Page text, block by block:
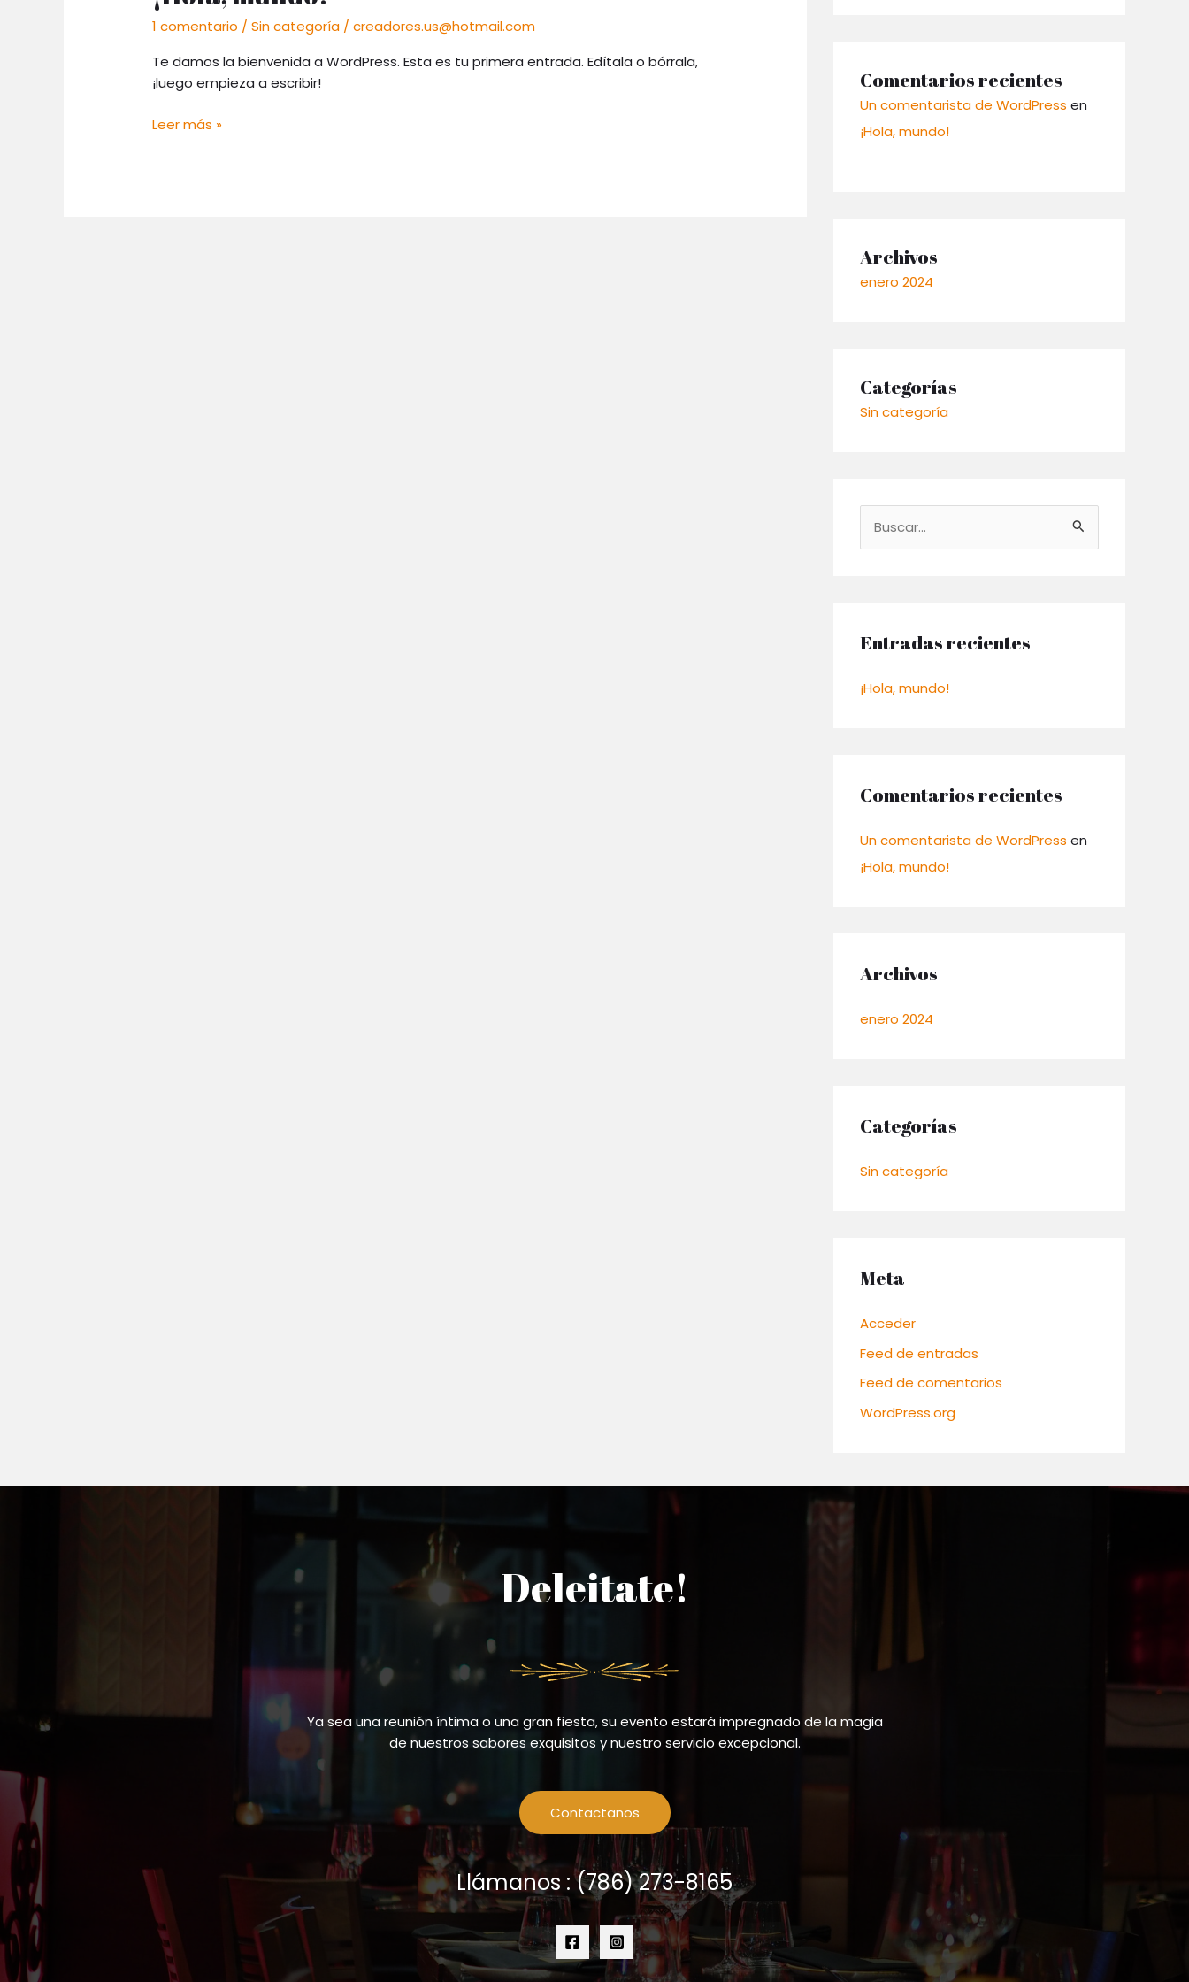
1 comentario /Sin categoría /creadores.us@hotmail.com
Te damos la bienvenida a WordPress. Esta es tu primera entrada. Edítala o bórrala,
¡luego empieza a escribir!
mundo!
Leer más »
Comentarios recientes
Un comentarista de WordPress en
¡Hola, mundo!
Archivos
enero 2024
Categorías
Sin categoría
a
p
Entradas recientes
¡Hola, mundo!
Comentarios recientes
Un comentarista de WordPress en
¡Hola, mundo!
Archivos
enero 2024
Categorías
Sin categoría
Meta
Acceder
Feed de entradas
Feed de comentarios
WordPress.org
Deleitate!
Ya sea una reunión íntima o una gran fiesta, su evento estará impregnado de la magia
de nuestros sabores exquisitos y nuestro servicio excepcional.
Contactanos
Llámanos : (786) 273-8165